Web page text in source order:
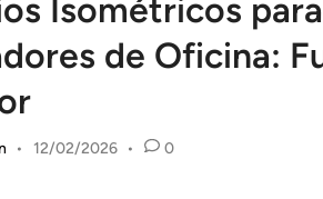
Isométricos
de Oficina:
• 12/02/2026 • 0